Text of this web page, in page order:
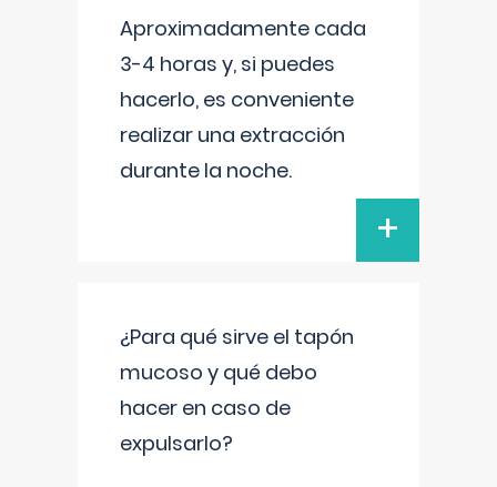
Aproximadamente cada
3-4 horas y, si puedes
hacerlo, es conveniente
realizar una extracción
durante la noche.
+
¿Para qué sirve el tapón
mucoso y qué debo
hacer en caso de
expulsarlo?